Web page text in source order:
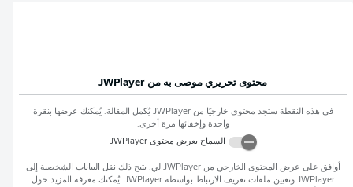
محتوى تحريري موصى به من JWPlayer
في هذه النقطة ستجد محتوى خارجيًا منJWPlayer يُكمل المقالة. يُمكنك عرضها بنقرة
واحدة وإخفائها مرة أخرى.
السماح بعرض محتوىJWPlayer
أوافق على عرض المحتوى الخارجي منJWPlayer لي. يتيح ذلك نقل البيانات الشخصية إلى
JWPlayer وتعيين ملفات تعريف الارتباط بواسطةJWPlayer. يُمكنك معرفة المزيد حول